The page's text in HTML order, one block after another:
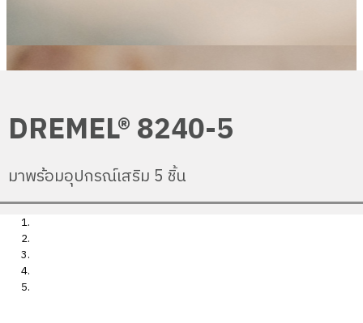
DREMEL® 8240-5
มาพร้อมอุปกรณ์เสริม 5 ชิ้น